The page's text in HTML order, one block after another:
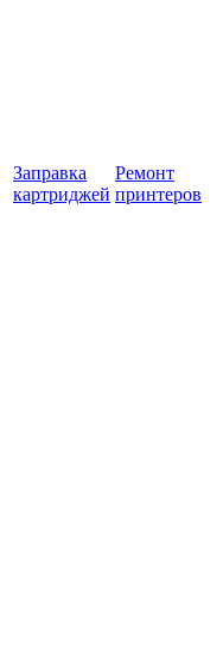
Заправка
картриджей
Ремонт
принтеров